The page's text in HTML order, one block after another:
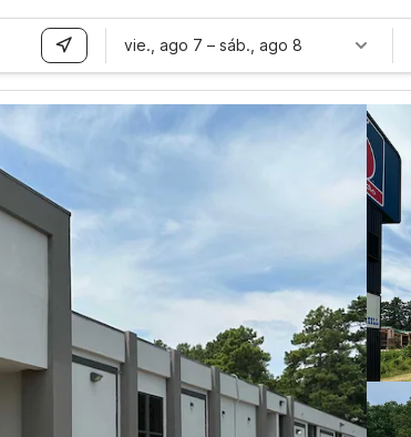
vie., ago 7 – sáb., ago 8